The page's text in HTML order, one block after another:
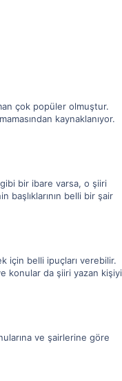
çok popüler olmuştur.
kaynaklanıyor.
bir ibare varsa, o şiiri
başlıklarının belli bir şair
için belli ipuçları verebilir.
konular da şiiri yazan kişiyi
ve şairlerine göre